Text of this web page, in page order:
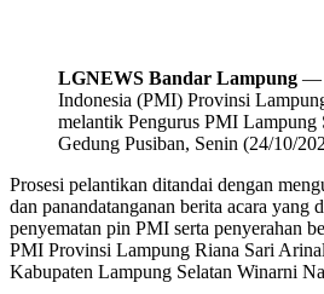
LGNEWS Bandar Lampung —
Indonesia (PMI) Provinsi
melantik Pengurus PMI Lampung
Gedung Pusiban, Senin (24/10/
Prosesi pelantikan ditandai dengan
dan panandatanganan berita acara yang
penyematan pin PMI serta penyerahan
PMI Provinsi Lampung Riana Sari
Kabupaten Lampung Selatan Winarni